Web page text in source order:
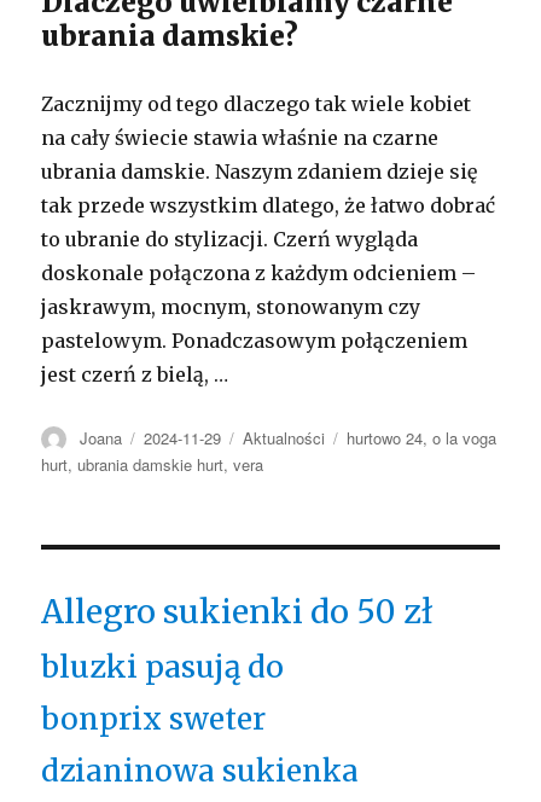
ubrania damskie?
Zacznijmy od tego dlaczego tak wiele kobiet
na cały świecie stawia właśnie na czarne
ubrania damskie. Naszym zdaniem dzieje się
tak przede wszystkim dlatego, że łatwo dobrać
to ubranie do stylizacji. Czerń wygląda
doskonale połączona z każdym odcieniem –
jaskrawym, mocnym, stonowanym czy
pastelowym. Ponadczasowym połączeniem
jest czerń z bielą, …
Autor
Joana Opublikowano
2024-11-29 Kategorie
Aktualności Tagi
hurtowo 24,o la voga
hurt, ubrania damskie hurt,vera
Allegro sukienki do 50 zł
bluzki pasują do
bonprix sweter
dzianinowa sukienka